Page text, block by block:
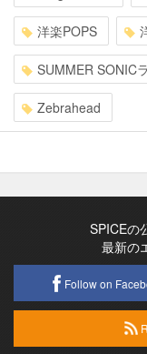
洋楽POPS
SUMMER SONIC
Zebrahead
SPICEの
最新の
Follow on